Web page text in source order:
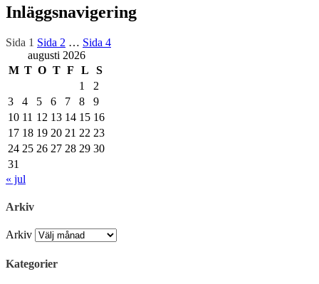
Inläggsnavigering
Sida 1 Sida 2 … Sida 4
augusti 2026
M T O T F L
S
1
2
3
4 5 6 7 8
9
10 11 12 13 14 15 16
17 18 19 20 21 22 23
24 25 26 27 28 29 30
31
« jul
Arkiv
Arkiv
Kategorier